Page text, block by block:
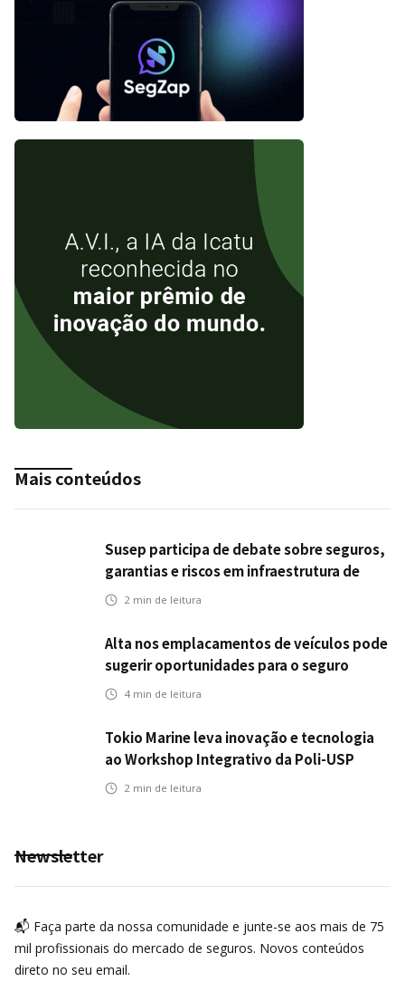
Mais conteúdos
Susep participa de debate sobre seguros,
garantias e riscos em infraestrutura de
transportes
2 min de leitura
Alta nos emplacamentos de veículos pode
sugerir oportunidades para o seguro
automotivo
4 min de leitura
Tokio Marine leva inovação e tecnologia
ao Workshop Integrativo da Poli-USP
2 min de leitura
Newsletter
📬 Faça parte da nossa comunidade e junte-se aos mais de 75
mil profissionais do mercado de seguros. Novos conteúdos
direto no seu email.